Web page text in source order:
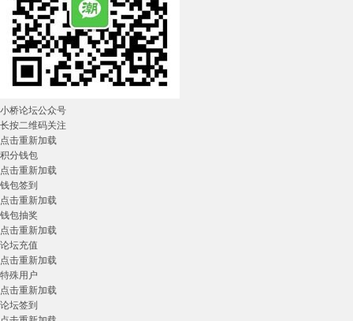
小桥论坛公众号
长按二维码关注
点击重新加载
积分钱包
点击重新加载
钱包签到
点击重新加载
钱包抽奖
点击重新加载
论坛充值
点击重新加载
特殊用户
点击重新加载
论坛签到